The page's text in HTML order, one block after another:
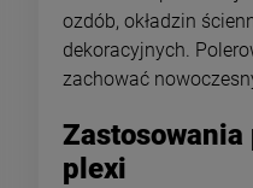
ozdób, okładzin
dekoracyjnych.
zachować
plexi